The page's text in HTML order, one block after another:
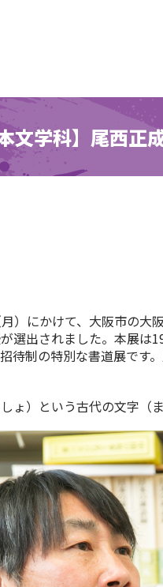
文学科】尾西
）にかけて、大阪市の大
選出されました。本展
待制の特別な書道展です
ょ）という古代の文字（